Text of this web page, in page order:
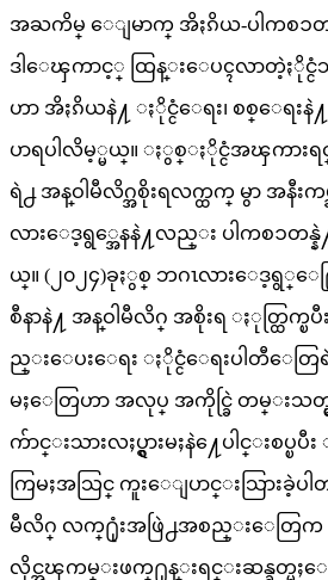
အႀကိမ္ ေျမာက္ အိႏၵိယ-ပါကစၥတန္စစ္
ဒါေၾကာင့္ ထြန္းေပၚလာတဲ့ႏိုင္ငံ
ဟာ အိႏၵိယနဲ႔ ႏိုင္ငံေရး၊ စစ္ေရး
ပာရပါလိမ့္မယ္။ ႏွစ္ႏိုင္ငံအၾကားရင္
ရဲ႕ အန္ဝါမီလိဂ္အစိုးရလက္ထက္ မွာ အနီးက
လားေဒ့ရွ္အေနနဲ႔လည္း ပါကစၥတန္နဲ
ယ္။ (၂၀၂၄)ခုႏွစ္ ဘဂၤလားေဒ့ရွ္ေ႐ြ
စီနာနဲ႔ အန္ဝါမီလိဂ္ အစိုးရ ႏုတ္ထြက္ၿပီ
ည္းေပးေရး ႏိုင္ငံေရးပါတီေတြ
မႈေတြဟာ အလုပ္ အကိုင္ခြဲ တမ္းသတ္
က်ာင္းသားလႈပ္ရွားမႈနဲ႔ေပါင္းစ
ကြမႈအသြင္ ကူးေျပာင္းသြားခဲ့ပါ
မီလိဂ္ လက္႐ုံးအဖြဲ႕အစည္းေတြက အင္
လိုင္အၾကမ္းဖက္႐ုန္းရင္းဆန္ခတ္မႈ